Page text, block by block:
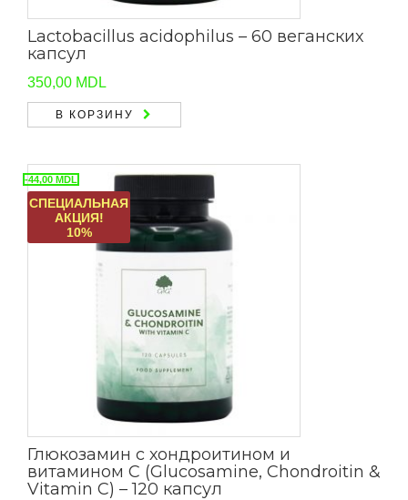
Lactobacillus acidophilus – 60 веганских
капсул
350,00 MDL
В КОРЗИНУ
-44,00 MDL
СПЕЦИАЛЬНАЯ
АКЦИЯ!
10%
Глюкозамин с хондроитином и
витамином С (Glucosamine, Chondroitin &
Vitamin C) – 120 капсул